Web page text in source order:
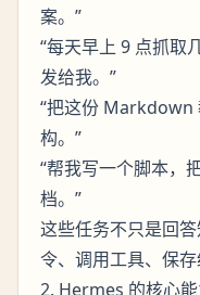
案。”
“每天早上 9 点抓取
发给我。”
“把这份 Markdown
构。”
“帮我写一个脚本，
档。”
这些任务不只是回
令、调用工具、保存
2. Hermes 的核心